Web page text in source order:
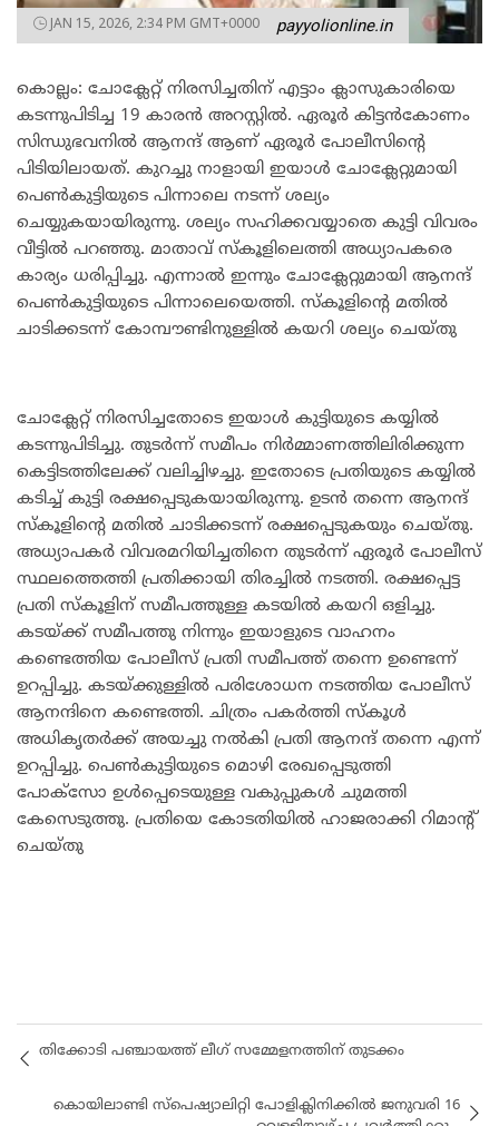
JAN 15, 2026, 2:34 PM GMT+0000 payyolionline.in
കൊല്ലം: ചോക്ലേറ്റ് നിരസിച്ചതിന് എട്ടാം ക്ലാസുകാരിയെ
കടന്നുപിടിച്ച 19 കാരൻ അറസ്റ്റിൽ. ഏരൂർ കിട്ടൻകോണം
സിന്ധുഭവനിൽ ആനന്ദ് ആണ് ഏരൂർ പോലീസിന്റെ
പിടിയിലായത്. കുറച്ചു നാളായി ഇയാൾ ചോക്ലേറ്റുമായി
പെൺകുട്ടിയുടെ പിന്നാലെ നടന്ന് ശല്യം
ചെയ്യുകയായിരുന്നു. ശല്യം സഹിക്കവയ്യാതെ കുട്ടി വിവരം
വീട്ടിൽ പറഞ്ഞു. മാതാവ് സ്കൂളിലെത്തി അധ്യാപകരെ
കാര്യം ധരിപ്പിച്ചു. എന്നാൽ ഇന്നും ചോക്ലേറ്റുമായി ആനന്ദ്
പെൺകുട്ടിയുടെ പിന്നാലെയെത്തി. സ്കൂളിന്റെ മതിൽ
ചാടിക്കടന്ന് കോമ്പൗണ്ടിനുള്ളിൽ കയറി ശല്യം ചെയ്തു
ചോക്ലേറ്റ് നിരസിച്ചതോടെ ഇയാൾ കുട്ടിയുടെ കയ്യിൽ
കടന്നുപിടിച്ചു. തുടർന്ന് സമീപം നിർമ്മാണത്തിലിരിക്കുന്ന
കെട്ടിടത്തിലേക്ക് വലിച്ചിഴച്ചു. ഇതോടെ പ്രതിയുടെ കയ്യിൽ
കടിച്ച് കുട്ടി രക്ഷപ്പെടുകയായിരുന്നു. ഉടൻ തന്നെ ആനന്ദ്
സ്കൂളിന്റെ മതിൽ ചാടിക്കടന്ന് രക്ഷപ്പെടുകയും ചെയ്തു.
അധ്യാപകർ വിവരമറിയിച്ചതിനെ തുടർന്ന് ഏരൂർ പോലീസ്
സ്ഥലത്തെത്തി പ്രതിക്കായി തിരച്ചിൽ നടത്തി. രക്ഷപ്പെട്ട
പ്രതി സ്കൂളിന് സമീപത്തുള്ള കടയിൽ കയറി ഒളിച്ചു.
കടയ്ക്ക് സമീപത്തു നിന്നും ഇയാളുടെ വാഹനം
കണ്ടെത്തിയ പോലീസ് പ്രതി സമീപത്ത് തന്നെ ഉണ്ടെന്ന്
ഉറപ്പിച്ചു. കടയ്ക്കുള്ളിൽ പരിശോധന നടത്തിയ പോലീസ്
ആനന്ദിനെ കണ്ടെത്തി. ചിത്രം പകർത്തി സ്കൂൾ
അധികൃതർക്ക് അയച്ചു നൽകി പ്രതി ആനന്ദ് തന്നെ എന്ന്
ഉറപ്പിച്ചു. പെൺകുട്ടിയുടെ മൊഴി രേഖപ്പെടുത്തി
പോക്സോ ഉൾപ്പെടെയുള്ള വകുപ്പുകൾ ചുമത്തി
കേസെടുത്തു. പ്രതിയെ കോടതിയിൽ ഹാജരാക്കി റിമാന്റ്
ചെയ്തു
തിക്കോടി പഞ്ചായത്ത് ലീഗ് സമ്മേളനത്തിന് തുടക്കം
കൊയിലാണ്ടി സ്പെഷ്യാലിറ്റി പോളിക്ലിനിക്കിൽ ജനുവരി 16